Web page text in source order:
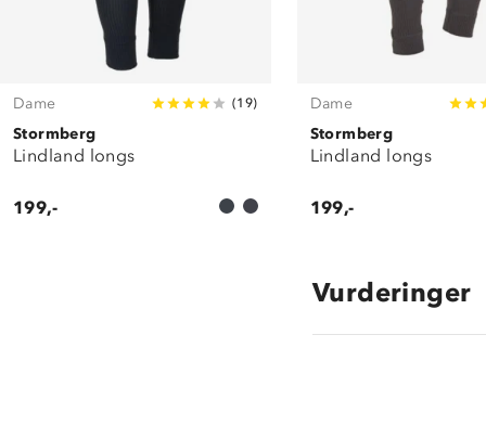
Dame (19)
Stormberg
Lindland longs
199,-
Dame
Stormberg
Lindland longs
199,-
Vurderinger